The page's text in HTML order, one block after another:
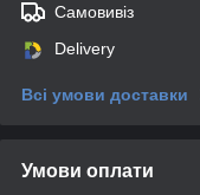
Самовивіз
Delivery
Всі умови доставки
Умови оплати